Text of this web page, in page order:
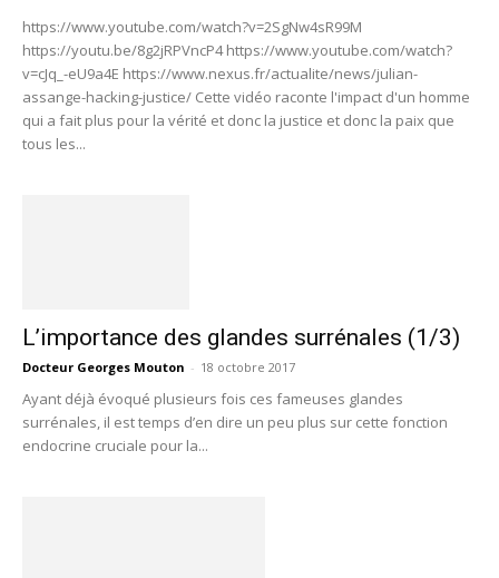
https://www.youtube.com/watch?v=2SgNw4sR99M
https://youtu.be/8g2jRPVncP4 https://www.youtube.com/watch?
v=cJq_-eU9a4E https://www.nexus.fr/actualite/news/julian-
assange-hacking-justice/ Cette vidéo raconte l'impact d'un homme
qui a fait plus pour la vérité et donc la justice et donc la paix que
tous les...
L’importance des glandes surrénales (1/3)
Docteur Georges Mouton - 18 octobre 2017
Ayant déjà évoqué plusieurs fois ces fameuses glandes
surrénales, il est temps d’en dire un peu plus sur cette fonction
endocrine cruciale pour la...